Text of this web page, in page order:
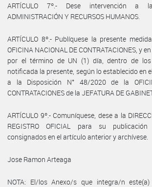
ARTÍCULO 7º.- Dese intervención a
ADMINISTRACIÓN Y RECURSOS HUMANOS.
ARTÍCULO 8º.- Publíquese la presente
OFICINA NACIONAL DE CONTRATACIONES, y
por el término de UN (1) día, dentro de
notificada la presente, según lo establecido en
a la Disposición N° 48/2020 de la
CONTRATACIONES de la JEFATURA DE
ARTÍCULO 9º.- Comuníquese, dese a la
REGISTRO OFICIAL para su
consignados en el artículo anterior y archívese.
Jose Ramon Arteaga
NOTA: El/los Anexo/s que integra/n